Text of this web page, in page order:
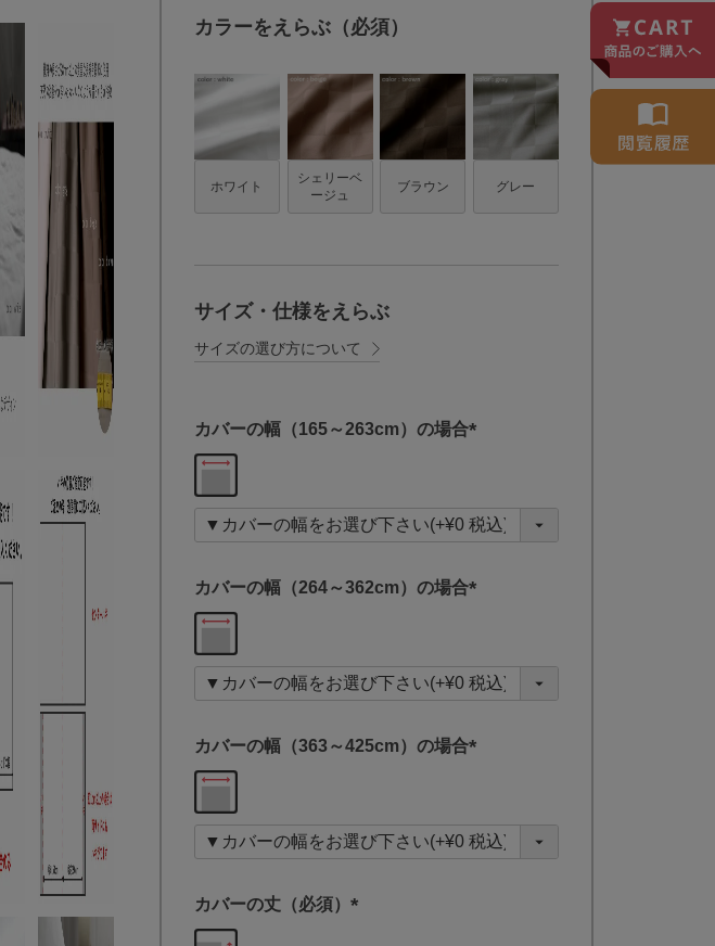
カラーをえらぶ（必須）
ホワイト
シェリーベ
ージュ
ブラウン グレー
サイズ・仕様をえらぶ
サイズの選び方について
カバーの幅（165～263cm）の場合
須
)
カバーの幅（264～362cm）の場合
須
)
カバーの幅（363～425cm）の場合
須
)
カバーの丈（必須）